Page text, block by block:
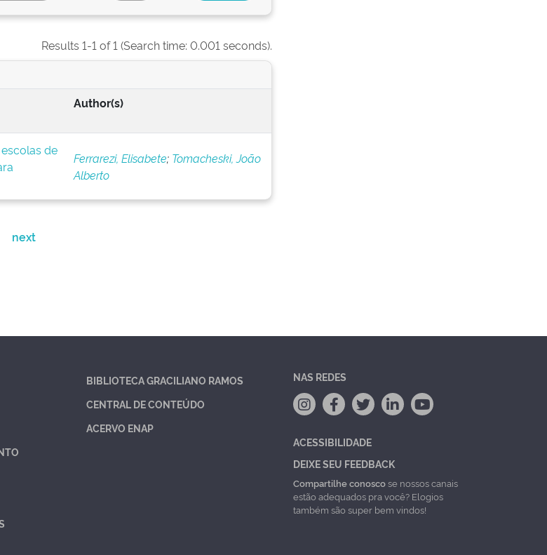
Results 1-1 of 1 (Search time: 0.001 seconds).
Author(s)
de
Ferrarezi, Elisabete; Tomacheski, João
Alberto
next
BIBLIOTECA GRACILIANO RAMOS
CENTRAL DE CONTEÚDO
ACERVO ENAP
NAS REDES
ACESSIBILIDADE
DEIXE SEU FEEDBACK
Compartilhe conoscose nossos canais
estão adequados pra você? Elogios
também são super bem vindos!